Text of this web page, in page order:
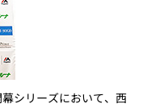
シリーズにおいて、西